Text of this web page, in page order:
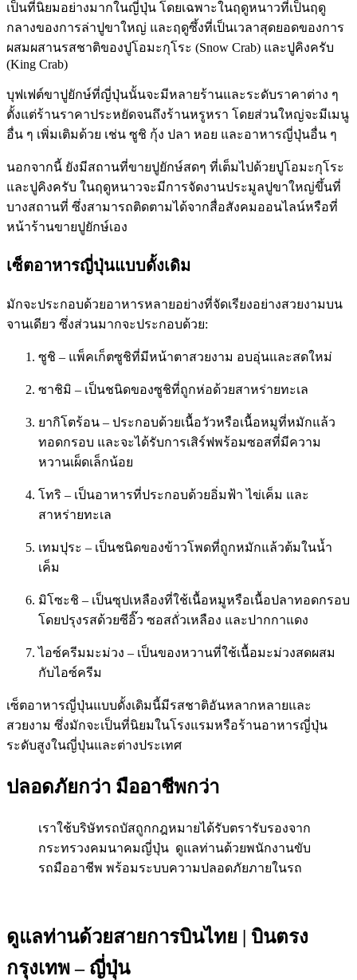
เป็นที่นิยมอย่างมากในญี่ปุ่น โดยเฉพาะในฤดูหนาวที่เป็นฤดู
กลางของการล่าปูขาใหญ่ และฤดูซึ้งที่เป็นเวลาสุดยอดของการ
ผสมผสานรสชาติของปูโอมะกุโระ (Snow Crab) และปูคิงครับ
(King Crab)
บุฟเฟต์ขาปูยักษ์ที่ญี่ปุ่นนั้นจะมีหลายร้านและระดับราคาต่าง ๆ
ตั้งแต่ร้านราคาประหยัดจนถึงร้านหรูหรา โดยส่วนใหญ่จะมีเมนู
อื่น ๆ เพิ่มเติมด้วย เช่น ซูชิ กุ้ง ปลา หอย และอาหารญี่ปุ่นอื่น ๆ
นอกจากนี้ ยังมีสถานที่ขายปูยักษ์สดๆ ที่เต็มไปด้วยปูโอมะกุโระ
และปูคิงครับ ในฤดูหนาวจะมีการจัดงานประมูลปูขาใหญ่ขึ้นที่
บางสถานที่ ซึ่งสามารถติดตามได้จากสื่อสังคมออนไลน์หรือที่
หน้าร้านขายปูยักษ์เอง
เซ็ตอาหารญี่ปุ่นแบบดั้งเดิม
มักจะประกอบด้วยอาหารหลายอย่างที่จัดเรียงอย่างสวยงามบน
จานเดียว ซึ่งส่วนมากจะประกอบด้วย:
ซูชิ – แพ็คเก็ตซูชิที่มีหน้าตาสวยงาม อบอุ่นและสดใหม่
ซาชิมิ – เป็นชนิดของซูชิที่ถูกห่อด้วยสาหร่ายทะเล
ยากิโตร้อน – ประกอบด้วยเนื้อวัวหรือเนื้อหมูที่หมักแล้ว
ทอดกรอบ และจะได้รับการเสิร์ฟพร้อมซอสที่มีความ
หวานเผ็ดเล็กน้อย
โทริ – เป็นอาหารที่ประกอบด้วยอิ่มฟ้า ไข่เค็ม และ
สาหร่ายทะเล
เทมปุระ – เป็นชนิดของข้าวโพดที่ถูกหมักแล้วต้มในน้ำ
เค็ม
มิโซะชิ – เป็นซุปเหลืองที่ใช้เนื้อหมูหรือเนื้อปลาทอดกรอบ
โดยปรุงรสด้วยซีอิ๊ว ซอสถั่วเหลือง และปากกาแดง
ไอซ์ครีมมะม่วง – เป็นของหวานที่ใช้เนื้อมะม่วงสดผสม
กับไอซ์ครีม
เซ็ตอาหารญี่ปุ่นแบบดั้งเดิมนี้มีรสชาติอันหลากหลายและ
สวยงาม ซึ่งมักจะเป็นที่นิยมในโรงแรมหรือร้านอาหารญี่ปุ่น
ระดับสูงในญี่ปุ่นและต่างประเทศ
ปลอดภัยกว่า มืออาชีพกว่า
เราใช้บริษัทรถบัสถูกกฎหมายได้รับตรารับรองจาก
กระทรวงคมนาคมญี่ปุ่น ดูแลท่านด้วยพนักงานขับ
รถมืออาชีพ พร้อมระบบความปลอดภัยภายในรถ
ดูแลท่านด้วยสายการบินไทย | บินตรง
กรุงเทพ – ญี่ปุ่น